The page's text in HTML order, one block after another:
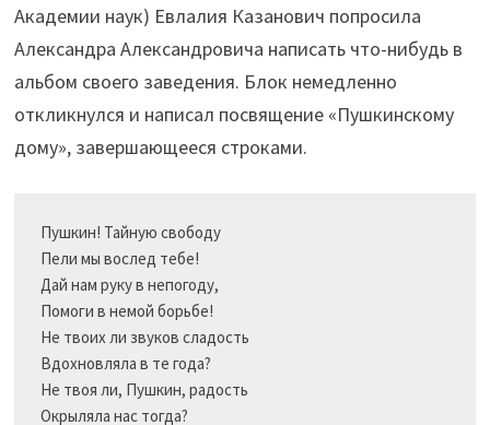
Академии наук) Евлалия Казанович попросила
Александра Александровича написать что-нибудь в
альбом своего заведения. Блок немедленно
откликнулся и написал посвящение «Пушкинскому
дому», завершающееся строками.
Пушкин! Тайную свободу
Пели мы вослед тебе!
Дай нам руку в непогоду,
Помоги в немой борьбе!
Не твоих ли звуков сладость
Вдохновляла в те года?
Не твоя ли, Пушкин, радость
Окрыляла нас тогда?